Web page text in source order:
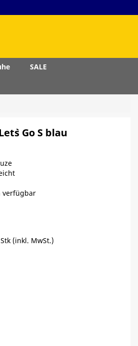
SALE
Go S blau
verfügbar
(inkl. MwSt.)